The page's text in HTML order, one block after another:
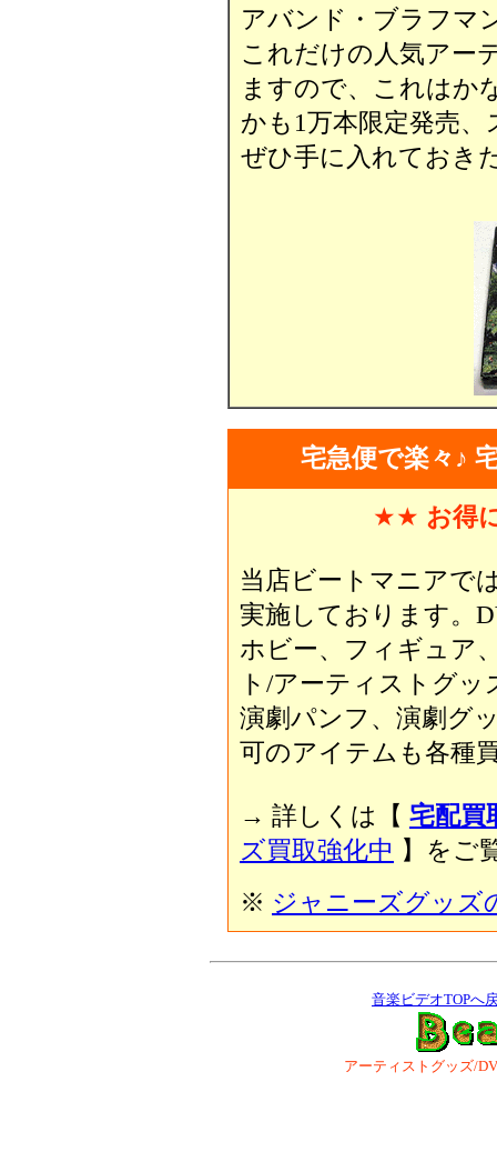
アバンド・ブラフ
これだけの人気アー
ますので、これは
かも1万本限定発売
ぜひ手に入れておき
宅急便で楽々♪
★★ お得
当店ビートマニアで
実施しております。
ホビー、フィギュア
ト/アーティストグッ
演劇パンフ、演劇グ
可のアイテムも各種
→ 詳しくは【 宅配買
ズ買取強化中 】をご
※ ジャニーズグッズ
音楽ビデオTOPへ
アーティストグッズ/